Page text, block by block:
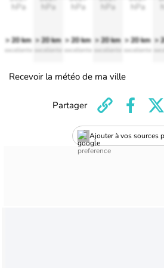
hPa
> 20 km
excellente
hPa
> 20 km
excellente
hPa
> 20 km
excellente
hPa
> 20 km
excellente
hPa
> 20 km
excellente
>
Recevoir la météo de ma ville
Ajouter à vos sources
Partager